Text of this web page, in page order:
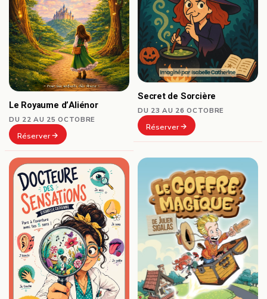
Le Royaume d’Aliénor
DU 22 AU 25 OCTOBRE
Réserver
Secret de Sorcière
DU 23 AU 26 OCTOBRE
Réserver